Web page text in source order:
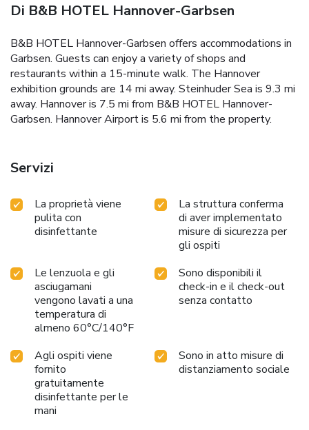
Di B&B HOTEL Hannover-Garbsen
B&B HOTEL Hannover-Garbsen offers accommodations in
Garbsen. Guests can enjoy a variety of shops and
restaurants within a 15-minute walk. The Hannover
exhibition grounds are 14 mi away. Steinhuder Sea is 9.3 mi
away. Hannover is 7.5 mi from B&B HOTEL Hannover-
Garbsen. Hannover Airport is 5.6 mi from the property.
Servizi
La proprietà viene
pulita con
disinfettante
La struttura conferma
di aver implementato
misure di sicurezza per
gli ospiti
Le lenzuola e gli
asciugamani
vengono lavati a una
temperatura di
almeno 60°C/140°F
Sono disponibili il
check-in e il check-out
senza contatto
Agli ospiti viene
fornito
gratuitamente
disinfettante per le
mani
Sono in atto misure di
distanziamento sociale